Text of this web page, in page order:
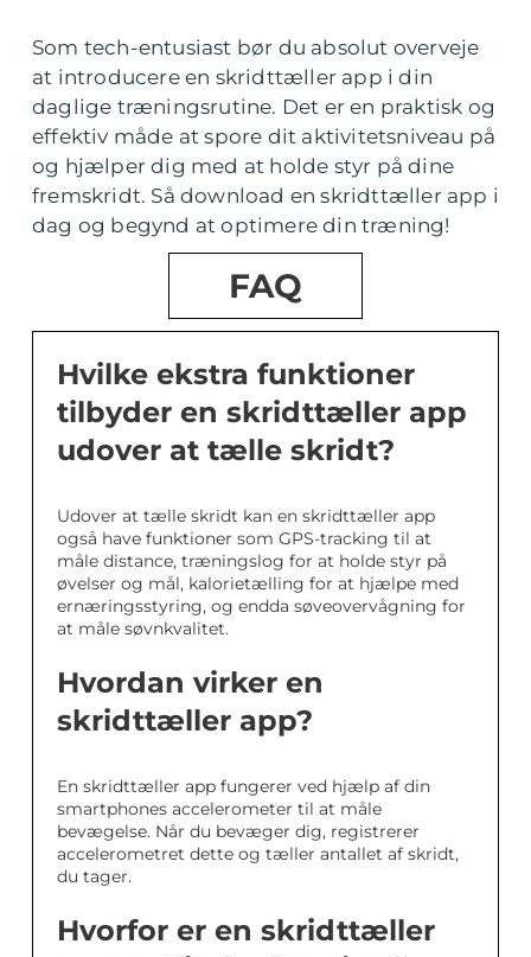
Som tech-entusiast bør du absolut overveje
at introducere en skridttæller app i din
daglige træningsrutine. Det er en praktisk og
effektiv måde at spore dit aktivitetsniveau på
og hjælper dig med at holde styr på dine
fremskridt. Så download en skridttæller app i
dag og begynd at optimere din træning!
FAQ
Hvilke ekstra funktioner
tilbyder en skridttæller app
udover at tælle skridt?
Udover at tælle skridt kan en skridttæller app
også have funktioner som GPS-tracking til at
måle distance, træningslog for at holde styr på
øvelser og mål, kalorietælling for at hjælpe med
ernæringsstyring, og endda søveovervågning for
at måle søvnkvalitet.
Hvordan virker en
skridttæller app?
En skridttæller app fungerer ved hjælp af din
smartphones accelerometer til at måle
bevægelse. Når du bevæger dig, registrerer
accelerometret dette og tæller antallet af skridt,
du tager.
Hvorfor er en skridttæller